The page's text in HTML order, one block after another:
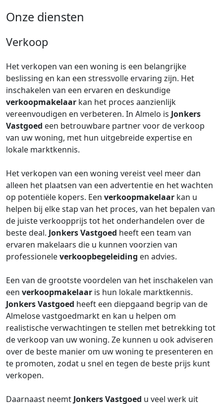
Onze diensten
Verkoop
Het verkopen van een woning is een belangrijke
beslissing en kan een stressvolle ervaring zijn. Het
inschakelen van een ervaren en deskundige
verkoopmakelaar kan het proces aanzienlijk
vereenvoudigen en verbeteren. In Almelo is Jonkers
Vastgoed een betrouwbare partner voor de verkoop
van uw woning, met hun uitgebreide expertise en
lokale marktkennis.
Het verkopen van een woning vereist veel meer dan
alleen het plaatsen van een advertentie en het wachten
op potentiële kopers. Een verkoopmakelaar kan u
helpen bij elke stap van het proces, van het bepalen van
de juiste verkoopprijs tot het onderhandelen over de
beste deal. Jonkers Vastgoed heeft een team van
ervaren makelaars die u kunnen voorzien van
professioneleverkoopbegeleiding en advies.
Een van de grootste voordelen van het inschakelen van
een verkoopmakelaar is hun lokale marktkennis.
Jonkers Vastgoed heeft een diepgaand begrip van de
Almelose vastgoedmarkt en kan u helpen om
realistische verwachtingen te stellen met betrekking tot
de verkoop van uw woning. Ze kunnen u ook adviseren
over de beste manier om uw woning te presenteren en
te promoten, zodat u snel en tegen de beste prijs kunt
verkopen.
Daarnaast neemt Jonkers Vastgoed u veel werk uit